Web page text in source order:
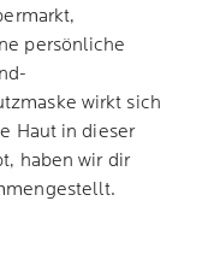
persönliche
wirkt sich
Haut in dieser
haben wir dir